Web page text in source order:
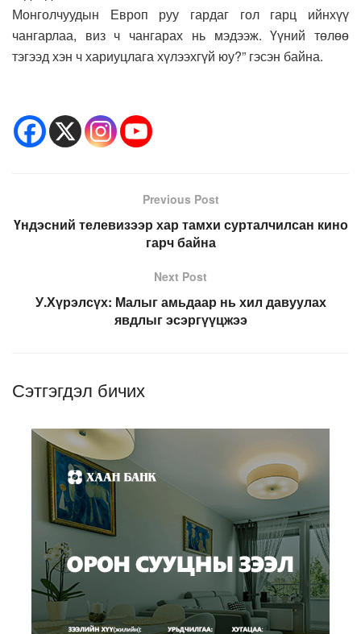
Монголчуудын Европ руу гардаг гол гарц ийнхүү
чангарлаа, виз ч чангарах нь мэдээж. Үүний төлөө
тэгээд хэн ч хариуцлага хүлээхгүй юу?” гэсэн байна.
Previous Post
Үндэсний телевизээр хар тамхи сурталчилсан кино
гарч байна
Next Post
У.Хүрэлсүх: Малыг амьдаар нь хил давуулах
явдлыг эсэргүүцжээ
Сэтгэгдэл бичих